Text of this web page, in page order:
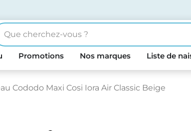
Promotions Nos marques Liste de
Cododo Maxi Cosi Iora Air Classic Beige